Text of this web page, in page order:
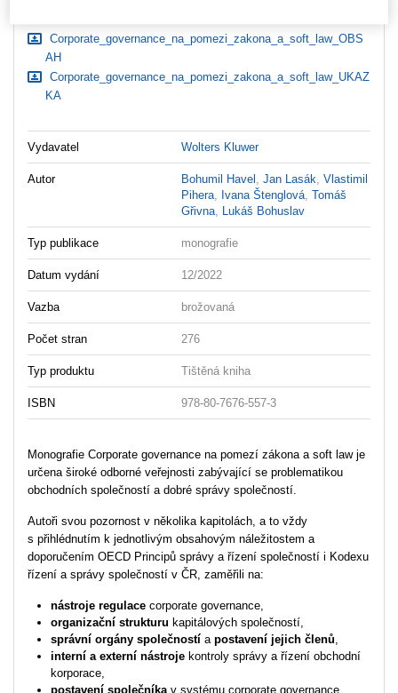
Corporate_governance_na_pomezi_zakona_a_soft_law_OBS
AH
Corporate_governance_na_pomezi_zakona_a_soft_law_UKAZ
KA
Vydavatel Wolters Kluwer
Autor Bohumil Havel ,Jan Lasák ,Vlastimil
Pihera Ivana Štenglová ,Tomáš
Gřivna Lukáš Bohuslav
Typ publikace monografie
Datum vydání 12/2022
Vazba brožovaná
Počet stran 276
Typ produktu Tištěná kniha
ISBN 978-80-7676-557-3
Monografie Corporate governance na pomezí zákona a soft law je
určena široké odborné veřejnosti zabývající se problematikou
obchodních společností a dobré správy společností.
Autoři svou pozornost v několika kapitolách, a to vždy
s přihlédnutím k jednotlivým obsahovým náležitostem a
doporučením OECD Principů správy a řízení společností i Kodexu
řízení a správy společností v ČR, zaměřili na:
nástroje regulace corporate governance,
organizační strukturu kapitálových společností,
správní orgány společností apostavení jejich členů
interní a externí nástroje kontroly správy a řízení obchodní
korporace,
postavení společníka v systému corporate governance,